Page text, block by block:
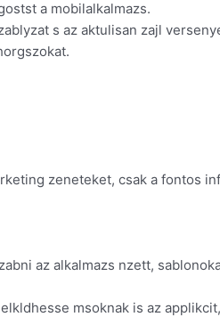
a mobilalkalmazs.
s az aktulisan zajl
zeneteket, csak a fontos
az alkalmazs nzett,
msoknak is az